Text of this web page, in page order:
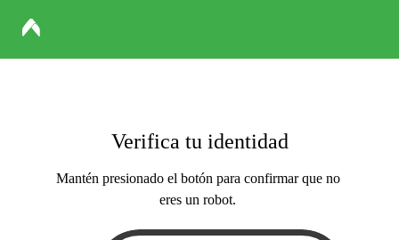
Verifica tu identidad
Mantén presionado el botón para confirmar que no
eres un robot.